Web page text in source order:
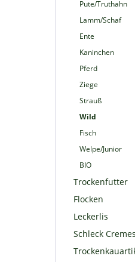
Pute/Truthahn
Lamm/Schaf
Ente
Kaninchen
Pferd
Ziege
Strauß
Wild
Fisch
Welpe/Junior
BIO
Trockenfutter
Flocken
Leckerlis
Schleck Cremes